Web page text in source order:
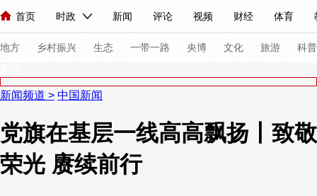
首页 时政 新闻 评论 视频 财经 体育
人民领袖习近平 联播+ 中国领导人 央视快评 习式妙语
直播 栏目大全 节目单 听音 微视频 主持人
海外频道 iPanda English Монгол
地方 乡村振兴 生态 一带一路 央博 文化 旅游 科普
总台春晚 网络春晚
新闻 国内 国际
新闻频道 > 中国新闻
党旗在基层一线高高飘扬丨致敬
荣光 赓续前行